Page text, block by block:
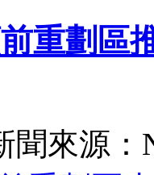
重劃區
聞來源：